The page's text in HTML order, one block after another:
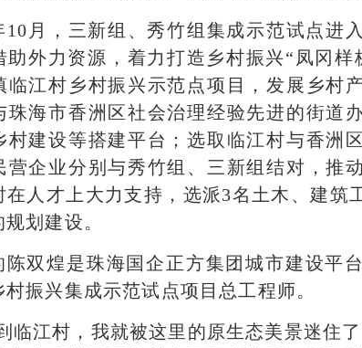
10月，三新组、秀竹组集成示范试点进
助外力资源，着力打造乡村振兴“凤冈样
临江村乡村振兴示范点项目，发展乡村
珠海市香洲区社会治理经验先进的街道
村建设等搭建平台；选取临江村与香洲
营企业分别与秀竹组、三新组结对，推
在人才上大力支持，选派3名土木、建筑
划建设。
陈双煌是珠海国企正方集团城市建设平
振兴集成示范试点项目总工程师。
临江村，我就被这里的原生态美景迷住